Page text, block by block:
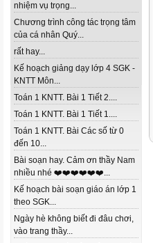
nhiệm vụ trọng...
Chương trình công tác trọng tâm
của cá nhân Quý...
rất hay...
Kế hoạch giảng dạy lớp 4 SGK -
KNTT Môn...
Toán 1 KNTT. Bài 1 Tiết 2....
Toán 1 KNTT. Bài 1 Tiết 1....
Toán 1 KNTT. Bài Các số từ 0
đến 10...
Bài soạn hay. Cảm ơn thầy Nam
nhiều nhé ❤️❤️❤️❤️❤️❤️...
Kế hoạch bài soạn giáo án lớp 1
theo SGK...
Ngày hè không biết đi đâu chơi,
vào trang thầy...